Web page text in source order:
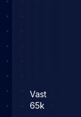
Vast
65k